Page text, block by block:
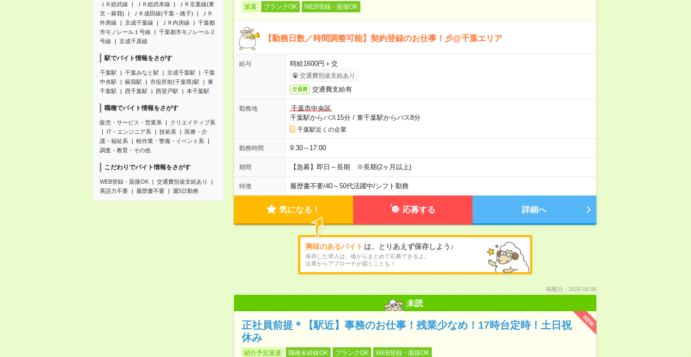
ＪＲ総武線 ＪＲ総武本線
ＪＲ京葉線(東
京－蘇我)
ＪＲ成田線(千葉－銚子)
ＪＲ
外房線
京成千葉線 ＪＲ内房線
千葉都
市モノレール１号線
千葉都市モノレール２
号線
京成千原線
駅でバイト情報をさがす
千葉駅 千葉みなと駅 京成千葉駅
千葉
中央駅
蘇我駅 市役所前(千葉県)駅
東
千葉駅
西千葉駅 西登戸駅 本千葉駅
職種でバイト情報をさがす
販売・サービス・営業系
クリエイティブ系
IT・エンジニア系
技術系
医療・介
護・福祉系
軽作業・警備・イベント系
調査・教育・その他
こだわりでバイト情報をさがす
WEB登録・面接OK
交通費別途支給あり
英語力不要
履歴書不要 週5日勤務
派遣 ブランクOK WEB登録・面接OK
【勤務日数／時間調整可能】契約登録のお仕事！彡@千葉エリア
給与 時給1600円＋交
交通費別途支給あり
交通費 交通費支給有
勤務地
千葉市中央区
千葉駅からバス15分/ 東千葉駅からバス8分
千葉駅近くの企業
勤務時間 9:30～17:00
期間 【急募】即日～長期 ※長期(2ヶ月以上)
特徴 履歴書不要/40～50代活躍中/シフト勤務
気になる！ 応募する 詳細へ
興味のあるバイト は、とりあえず保存しよう♪
保存した求人は、後からまとめて応募できるよ。
企業からアプローチが届くことも！
掲載日：2026.08.08
未読
NEW
正社員前提＊【駅近】事務のお仕事！残業少なめ！17時台定時！土日祝
休み
紹介予定派遣 職種未経験OK ブランクOK WEB登録・面接OK